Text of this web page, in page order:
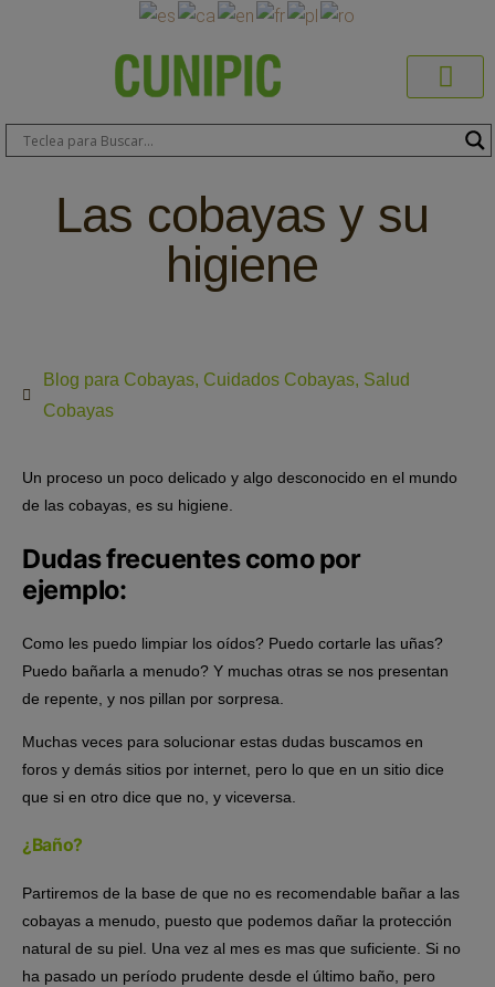
Las cobayas y su
higiene
Blog para Cobayas, Cuidados Cobayas, Salud
Cobayas
Un proceso un poco delicado y algo desconocido en el mundo
de las cobayas, es su higiene.
Dudas frecuentes como por
ejemplo:
Como les puedo limpiar los oídos? Puedo cortarle las uñas?
Puedo bañarla a menudo? Y muchas otras se nos presentan
de repente, y nos pillan por sorpresa.
Muchas veces para solucionar estas dudas buscamos en
foros y demás sitios por internet, pero lo que en un sitio dice
que si en otro dice que no, y viceversa.
¿Baño?
Partiremos de la base de que no es recomendable bañar a las
cobayas a menudo, puesto que podemos dañar la protección
natural de su piel. Una vez al mes es mas que suficiente. Si no
ha pasado un período prudente desde el último baño, pero